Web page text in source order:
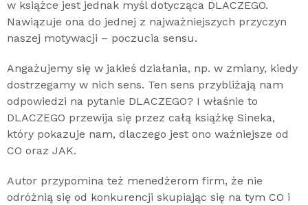
w książce jest jednak myśl dotycząca DLACZEGO.
Nawiązuje ona do jednej z najważniejszych przyczyn
naszej motywacji – poczucia sensu.
Angażujemy się w jakieś działania, np. w zmiany, kiedy
dostrzegamy w nich sens. Ten sens przybliżają nam
odpowiedzi na pytanie DLACZEGO? I właśnie to
DLACZEGO przewija się przez całą książkę Sineka,
który pokazuje nam, dlaczego jest ono ważniejsze od
CO oraz JAK.
Autor przypomina też menedżerom firm, że nie
odróżnią się od konkurencji skupiając się na tym CO i